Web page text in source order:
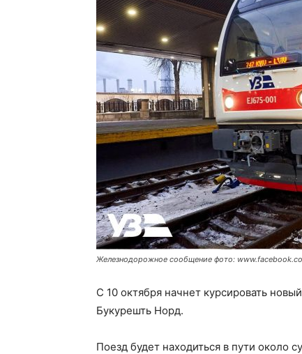
Железнодорожное сообщение фото:
С 10 октября начнет курсировать
Букурешть Норд.
Поезд будет находиться в пути около